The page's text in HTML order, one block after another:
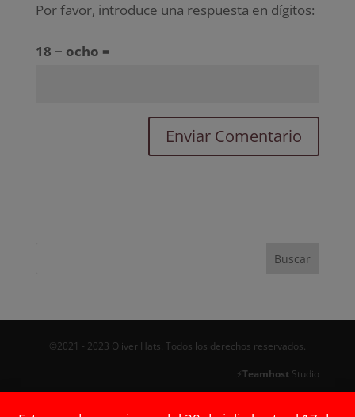
Por favor, introduce una respuesta en dígitos:
18 − ocho =
©2021 - 2023 Oliver Hats. Todos los derechos reservados.
⚡Teamhost Studio